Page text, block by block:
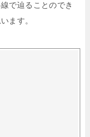
で辿ることのでき
ます。